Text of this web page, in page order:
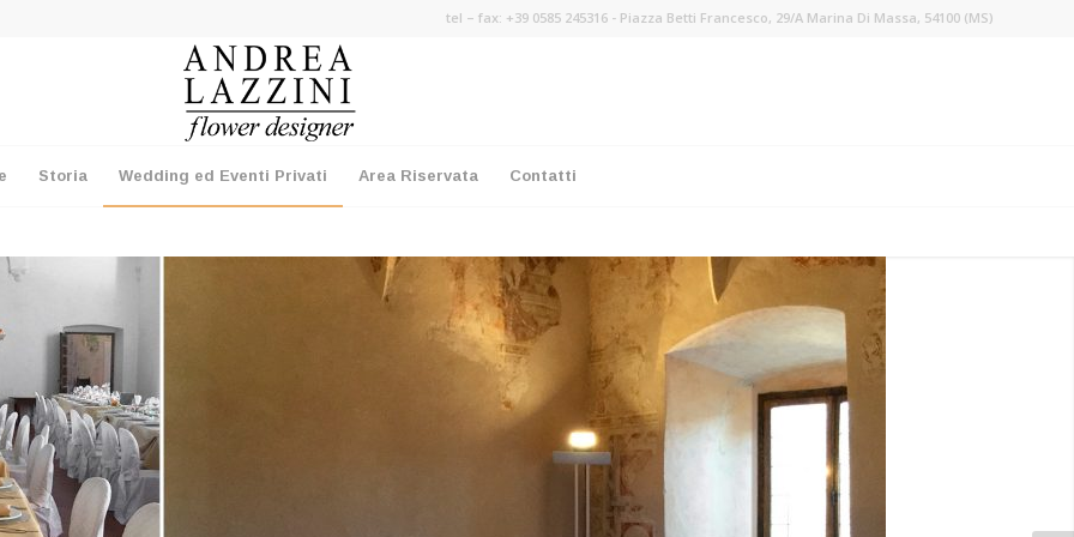
tel – fax: +39 0585 245316 - Piazza Betti Francesco, 29/A Marina Di Massa, 54100 (MS)
Storia Wedding ed Eventi Privati Area Riservata Contatti